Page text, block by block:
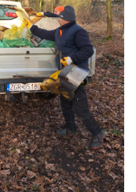
prezentujących nasze
komunikatów mediów